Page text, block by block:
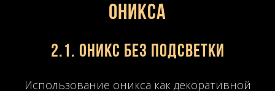
оникса
2.1. Оникс без подсветки
Использование оникса как декоративной